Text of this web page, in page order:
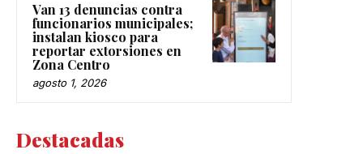
Van 13 denuncias contra
funcionarios municipales;
instalan kiosco para
reportar extorsiones en
Zona Centro
agosto 1, 2026
Destacadas